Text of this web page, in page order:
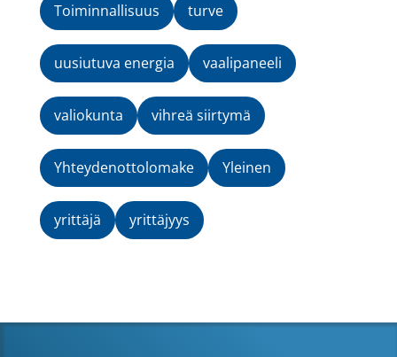
Toiminnallisuus turve
uusiutuva energia vaalipaneeli
valiokunta vihreä siirtymä
Yhteydenottolomake Yleinen
yrittäjä yrittäjyys